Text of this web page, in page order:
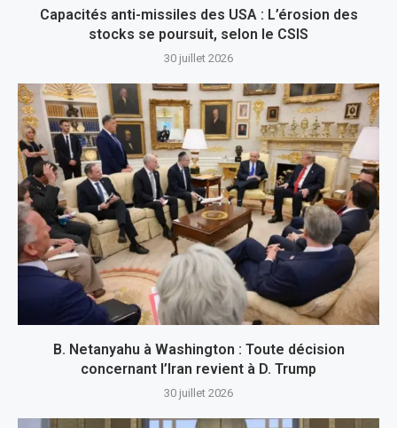
Capacités anti-missiles des USA : L’érosion des
stocks se poursuit, selon le CSIS
30 juillet 2026
B. Netanyahu à Washington : Toute décision
concernant l’Iran revient à D. Trump
30 juillet 2026